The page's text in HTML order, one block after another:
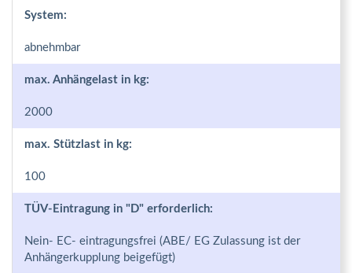
System:
abnehmbar
max. Anhängelast in kg:
2000
max. Stützlast in kg:
100
TÜV-Eintragung in "D" erforderlich:
Nein- EC- eintragungsfrei (ABE/ EG Zulassung ist der
Anhängerkupplung beigefügt)